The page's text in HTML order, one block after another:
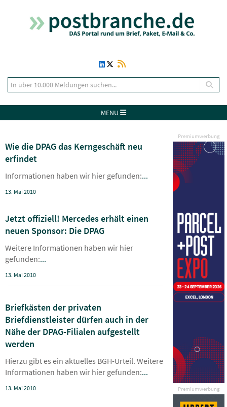
MENU
Premiumwerbung
Premiumwerbung
Wie die DPAG das Kerngeschäft neu
erfindet
Informationen haben wir hier gefunden:...
13. Mai 2010
Jetzt offiziell! Mercedes erhält einen
neuen Sponsor: Die DPAG
Weitere Informationen haben wir hier
gefunden:...
13. Mai 2010
Briefkästen der privaten
Briefdienstleister dürfen auch in der
Nähe der DPAG-Filialen aufgestellt
werden
Hierzu gibt es ein aktuelles BGH-Urteil. Weitere
Informationen haben wir hier gefunden:...
13. Mai 2010